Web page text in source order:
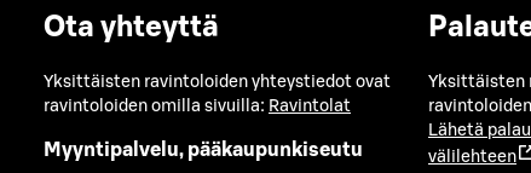
Ota yhteyttä
Yksittäisten ravintoloiden yhteystiedot ovat
ravintoloiden omilla sivuilla: Ravintolat
Myyntipalvelu, pääkaupunkiseutu
Yksittäisten
Lähetä
välilehteen